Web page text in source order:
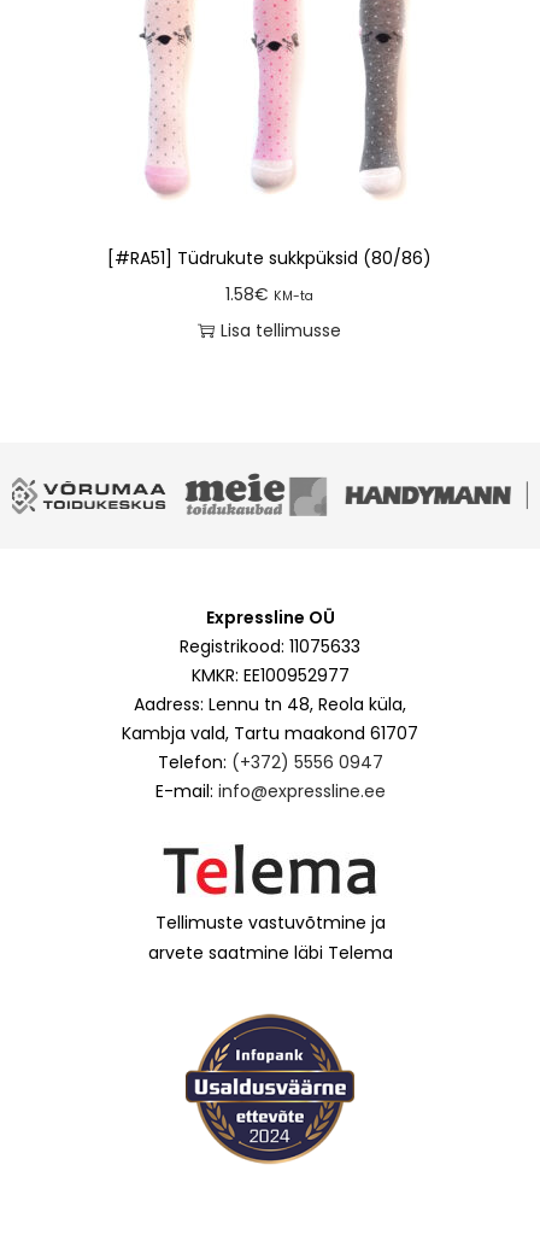
[#RA51] Tüdrukute sukkpüksid (80/86)
1.58€ KM-ta
Lisa tellimusse
Expressline OÜ
Registrikood: 11075633
KMKR: EE100952977
Aadress: Lennu tn 48, Reola küla,
Kambja vald, Tartu maakond 61707
Telefon: (+372) 5556 0947
E-mail: info@expressline.ee
Tellimuste vastuvõtmine ja
arvete saatmine läbi Telema